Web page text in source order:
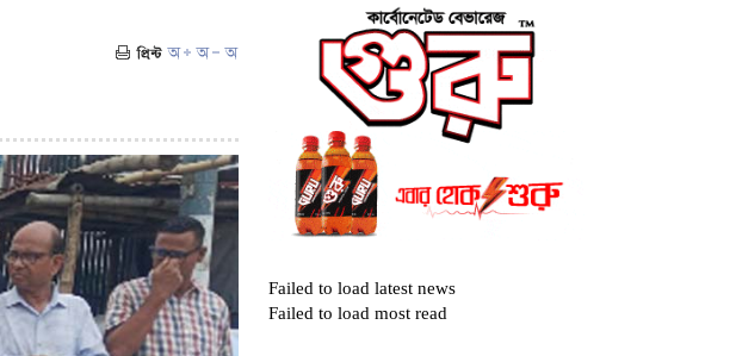
Failed to load latest news
Failed to load most read